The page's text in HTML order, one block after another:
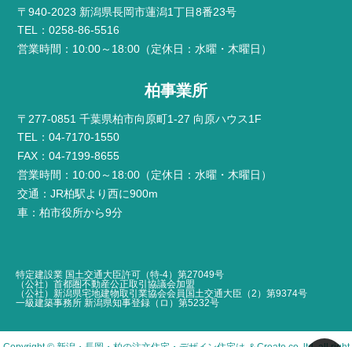
〒940-2023 新潟県長岡市蓮潟1丁目8番23号
TEL：0258-86-5516
営業時間：10:00～18:00（定休日：水曜・木曜日）
柏事業所
〒277-0851 千葉県柏市向原町1-27 向原ハウス1F
TEL：04-7170-1550
FAX：04-7199-8655
営業時間：10:00～18:00（定休日：水曜・木曜日）
交通：JR柏駅より西に900m
車：柏市役所から9分
特定建設業 国土交通大臣許可（特-4）第27049号
（公社）首都圏不動産公正取引協議会加盟
（公社）新潟県宅地建物取引業協会会員国土交通大臣（2）第9374号
一級建築事務所 新潟県知事登録（ロ）第5232号